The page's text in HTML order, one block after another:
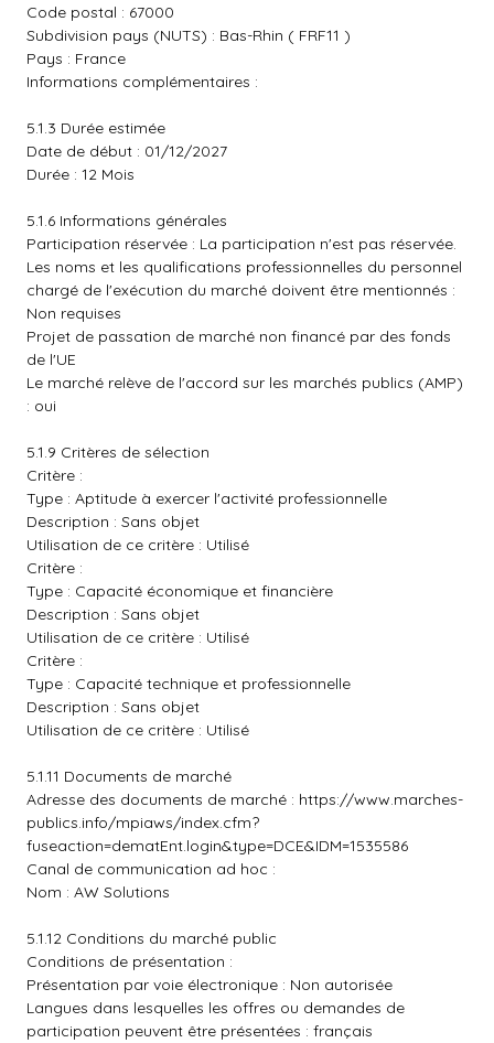
Code postal : 67000
Subdivision pays (NUTS) : Bas-Rhin ( FRF11 )
Pays : France
Informations complémentaires :
5.1.3 Durée estimée
Date de début : 01/12/2027
Durée : 12 Mois
5.1.6 Informations générales
Participation réservée : La participation n'est pas réservée.
Les noms et les qualifications professionnelles du personnel
chargé de l'exécution du marché doivent être mentionnés :
Non requises
Projet de passation de marché non financé par des fonds
de l'UE
Le marché relève de l'accord sur les marchés publics (AMP)
: oui
5.1.9 Critères de sélection
Critère :
Type : Aptitude à exercer l'activité professionnelle
Description : Sans objet
Utilisation de ce critère : Utilisé
Critère :
Type : Capacité économique et financière
Description : Sans objet
Utilisation de ce critère : Utilisé
Critère :
Type : Capacité technique et professionnelle
Description : Sans objet
Utilisation de ce critère : Utilisé
5.1.11 Documents de marché
Adresse des documents de marché : https://www.marches-
publics.info/mpiaws/index.cfm?
fuseaction=dematEnt.login&type=DCE&IDM=1535586
Canal de communication ad hoc :
Nom : AW Solutions
5.1.12 Conditions du marché public
Conditions de présentation :
Présentation par voie électronique : Non autorisée
Langues dans lesquelles les offres ou demandes de
participation peuvent être présentées : français